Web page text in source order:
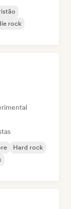
rock
Hard rock